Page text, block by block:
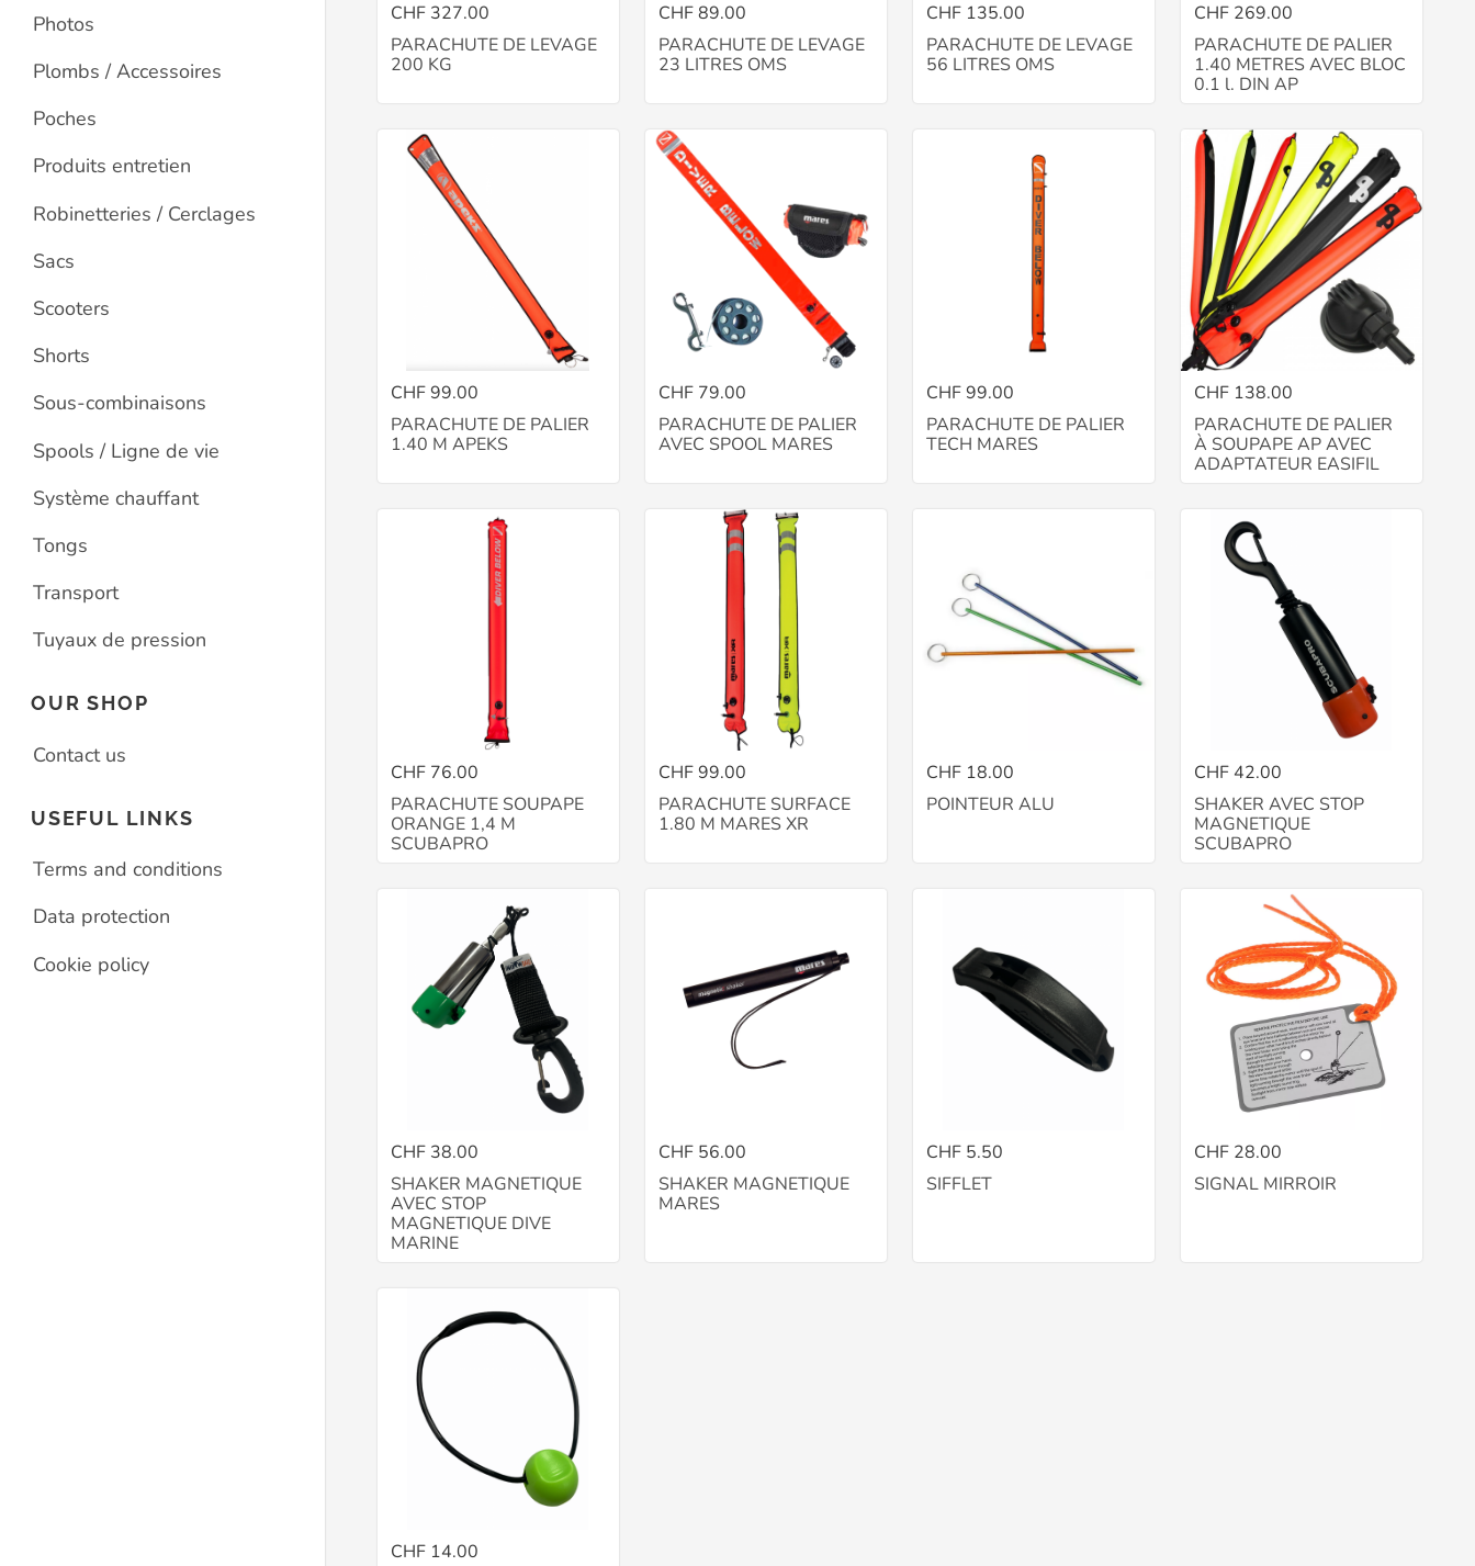
Photos
Plombs / Accessoires
Poches
Produits entretien
Robinetteries / Cerclages
Sacs
Scooters
Shorts
Sous-combinaisons
Spools / Ligne de vie
Système chauffant
Tongs
Transport
Tuyaux de pression
OUR SHOP
Contact us
USEFUL LINKS
Terms and conditions
Data protection
Cookie policy
CHF 327.00
PARACHUTE DE LEVAGE
200 KG
CHF 89.00
PARACHUTE DE LEVAGE
23 LITRES OMS
CHF 135.00
PARACHUTE DE LEVAGE
56 LITRES OMS
CHF 269.00
PARACHUTE DE PALIER
1.40 METRES AVEC BLOC
0.1 l. DIN AP
CHF 99.00
PARACHUTE DE PALIER
1.40 M APEKS
CHF 79.00
PARACHUTE DE PALIER
AVEC SPOOL MARES
CHF 99.00
PARACHUTE DE PALIER
TECH MARES
CHF 138.00
PARACHUTE DE PALIER
À SOUPAPE AP AVEC
ADAPTATEUR EASIFIL
CHF 76.00
PARACHUTE SOUPAPE
ORANGE 1,4 M
SCUBAPRO
CHF 99.00
PARACHUTE SURFACE
1.80 M MARES XR
CHF 18.00
POINTEUR ALU
CHF 42.00
SHAKER AVEC STOP
MAGNETIQUE
SCUBAPRO
CHF 38.00
SHAKER MAGNETIQUE
AVEC STOP
MAGNETIQUE DIVE
MARINE
CHF 56.00
SHAKER MAGNETIQUE
MARES
CHF 5.50
SIFFLET
CHF 28.00
SIGNAL MIRROIR
CHF 14.00